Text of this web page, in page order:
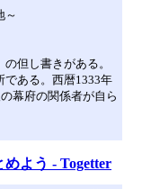
～
但し書きがある。
である。西暦1333年
幕府の関係者が自ら
よう - Togetter